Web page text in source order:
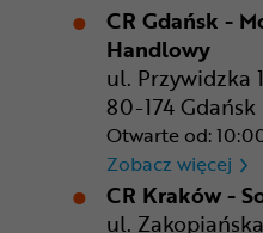
CR Gdańsk -
Handlowy
ul. Przywidzka
80-174 Gdańsk
Otwarte od:
Zobacz więcej
CR Kraków -
ul.